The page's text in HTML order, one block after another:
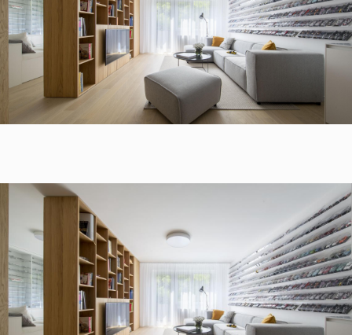
Slovensko
© RULES, s.r.o.